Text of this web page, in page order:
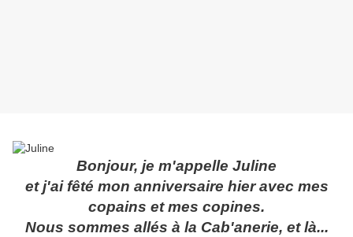
Bonjour, je m'appelle Juline
et j'ai fêté mon anniversaire hier avec mes
copains et mes copines.
Nous sommes allés à la Cab'anerie, et là...